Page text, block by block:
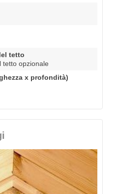
tetto
tetto opzionale
x profondità)